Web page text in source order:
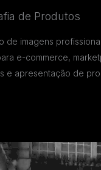
de Produtos
de imagens
e-commerce,
e apresentação de